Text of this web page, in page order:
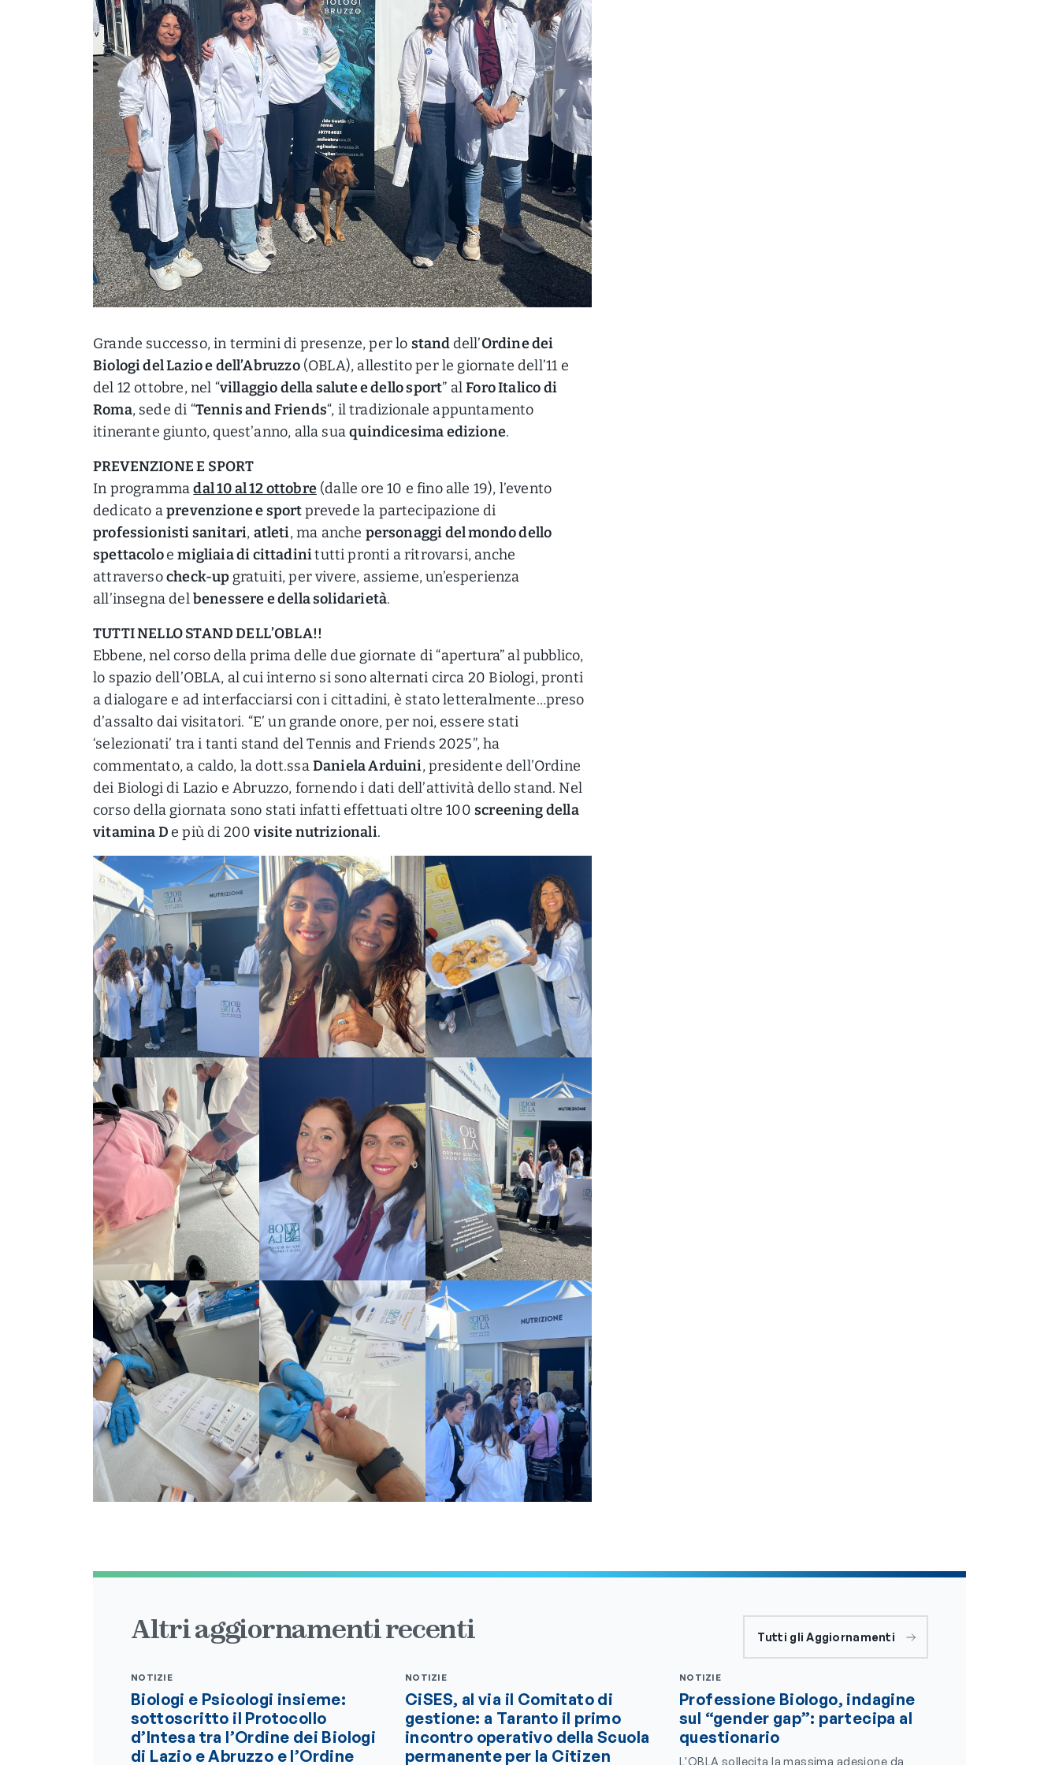
Grande successo, in termini di presenze, per lo standdell’Ordine dei
Biologi del Lazio e dell’Abruzzo(OBLA), allestito per le giornate dell’11 e
del 12 ottobre, nel “villaggio della salute e dello sport” alForo Italico di
Roma, sede di “Tennis and Friends“, il tradizionale appuntamento
itinerante giunto, quest’anno, alla suaquindicesima edizione.
PREVENZIONE E SPORT
In programmadal 10 al 12 ottobre(dalle ore 10 e fino alle 19), l’evento
dedicato aprevenzione e sportprevede la partecipazione di
professionisti sanitari, atleti, ma anche personaggi del mondo dello
spettacoloemigliaia di cittadinitutti pronti a ritrovarsi, anche
attraversocheck-up gratuiti, per vivere, assieme, un’esperienza
all’insegna delbenessere e della solidarietà.
TUTTI NELLO STAND DELL’OBLA!!
Ebbene, nel corso della prima delle due giornate di “apertura” al pubblico,
lo spazio dell’OBLA, al cui interno si sono alternati circa 20 Biologi, pronti
a dialogare e ad interfacciarsi con i cittadini, è stato letteralmente…preso
d’assalto dai visitatori. “E’ un grande onore, per noi, essere stati
‘selezionati’ tra i tanti stand del Tennis and Friends 2025”, ha
commentato, a caldo, la dott.ssaDaniela Arduini, presidente dell’Ordine
dei Biologi di Lazio e Abruzzo, fornendo i dati dell’attività dello stand. Nel
corso della giornata sono stati infatti effettuati oltre 100 screening della
vitamina D e più di 200visite nutrizionali.
Altri aggiornamenti recenti Tutti gli Aggiornamenti
NOTIZIE
Biologi e Psicologi insieme:
sottoscritto il Protocollo
d’Intesa tra l’Ordine dei Biologi
di Lazio e Abruzzo e l’Ordine
NOTIZIE
CiSES, al via il Comitato di
gestione: a Taranto il primo
incontro operativo della Scuola
permanente per la Citizen
NOTIZIE
Professione Biologo, indagine
sul “gender gap”: partecipa al
questionario
L'OBLA sollecita la massima adesione da